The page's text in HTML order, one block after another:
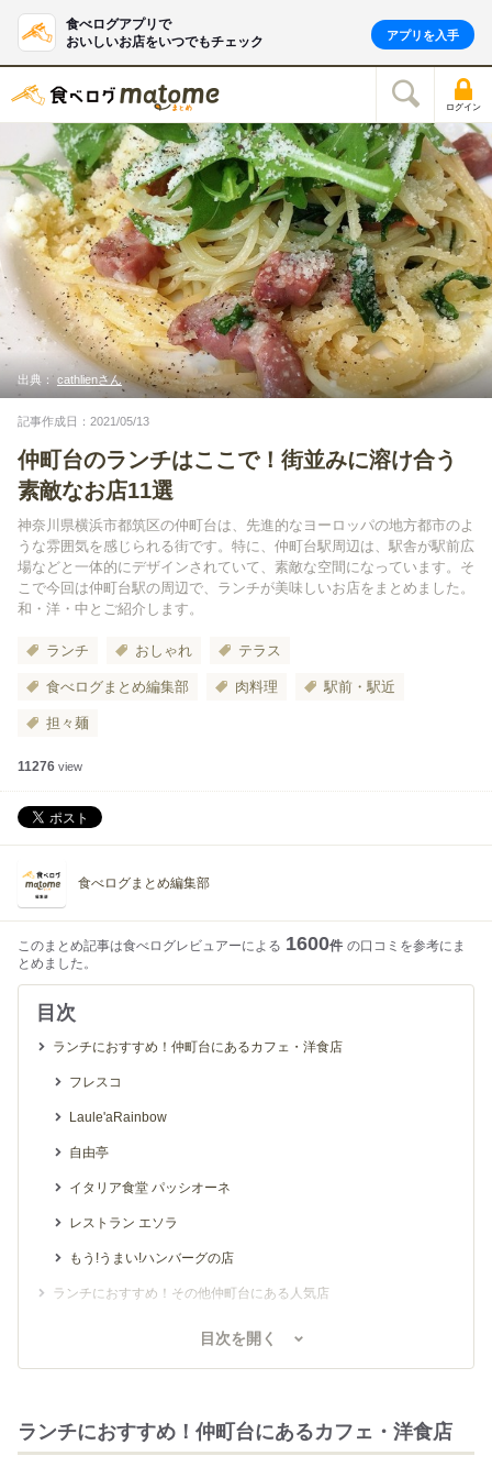
食べログアプリで
おいしいお店をいつでもチェック
アプリを入手
ログイン
出典： cathlienさん
記事作成日：2021/05/13
仲町台のランチはここで！街並みに溶け合う
素敵なお店11選
神奈川県横浜市都筑区の仲町台は、先進的なヨーロッパの地方都市のよ
うな雰囲気を感じられる街です。特に、仲町台駅周辺は、駅舎が駅前広
場などと一体的にデザインされていて、素敵な空間になっています。そ
こで今回は仲町台駅の周辺で、ランチが美味しいお店をまとめました。
和・洋・中とご紹介します。
ランチ おしゃれ テラス
食べログまとめ編集部 肉料理 駅前・駅近
担々麺
11276 view
食べログまとめ編集部
このまとめ記事は食べログレビュアーによる 1600件 の口コミを参考にま
とめました。
目次
ランチにおすすめ！仲町台にあるカフェ・洋食店
フレスコ
Laule'aRainbow
自由亭
イタリア食堂 パッシオーネ
レストラン エソラ
もう!うまい!ハンバーグの店
ランチにおすすめ！その他仲町台にある人気店
中華料理 唐園
目次を開く
ランチにおすすめ！仲町台にあるカフェ・洋食店